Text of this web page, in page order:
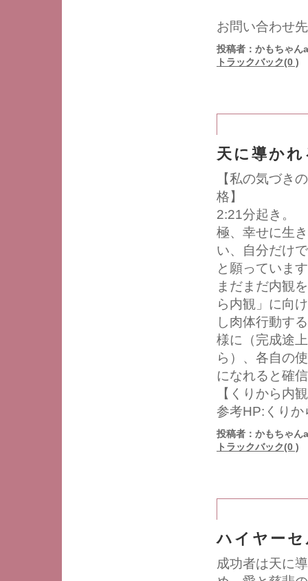
お問い合わせ
投稿者：かもちゃ
トラックバック(0 )
天に導か
【私の気づき
格】
2:21分起き。
極、幸せに生
い、自分だけ
と願っていま
まだまだ内観
ら内観」に向
し肉体行動
様に（完成途
ら）、各自の
になれると確
【くりから
参考HP:くりか
投稿者：かもちゃ
トラックバック(0 )
ハイヤー
成功者は天に